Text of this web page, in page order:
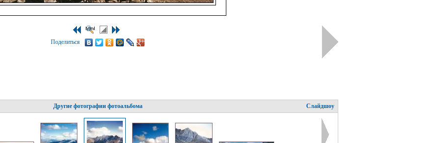
Поделиться
Другие фотографии фотоальбома Слайдшоу